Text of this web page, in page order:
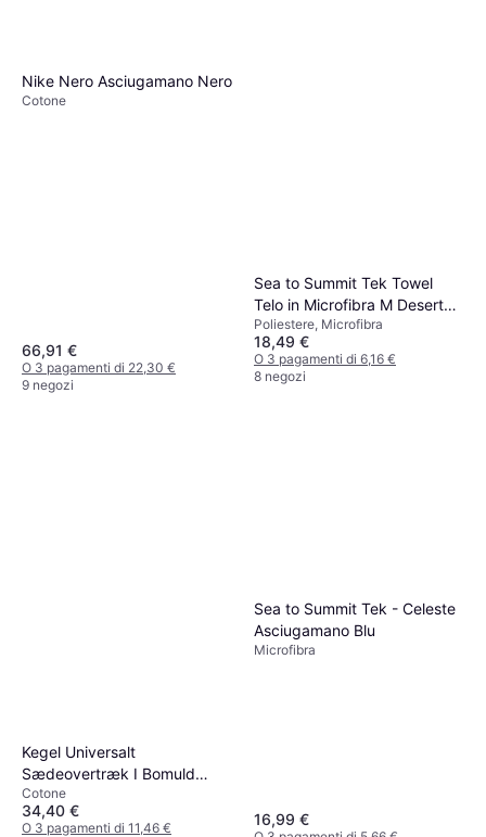
Nike Nero Asciugamano Nero
Cotone
66,91 €
O 3 pagamenti di 22,30 €
9 negozi
Sea to Summit Tek Towel
Telo in Microfibra M Desert
Asciugamano Beige
Poliestere, Microfibra
18,49 €
O 3 pagamenti di 6,16 €
8 negozi
Kegel Universalt
Sædeovertræk I Bomuld
Cuscino Ergonomico
Cotone
34,40 €
O 3 pagamenti di 11,46 €
Sea to Summit Tek - Celeste
Asciugamano Blu
Microfibra
16,99 €